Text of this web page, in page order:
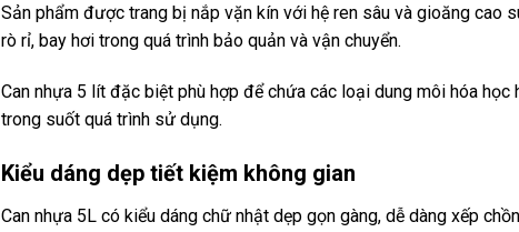
Sản phẩm được trang bị nắp vặn kín với hệ ren sâu và gioăng cao
rò rỉ, bay hơi trong quá trình bảo quản và vận chuyển.
Can nhựa 5 lít đặc biệt phù hợp để chứa các loại dung môi hóa
trong suốt quá trình sử dụng.
Kiểu dáng dẹp tiết kiệm không gian
Can nhựa 5L có kiểu dáng chữ nhật dẹp gọn gàng, dễ dàng xếp